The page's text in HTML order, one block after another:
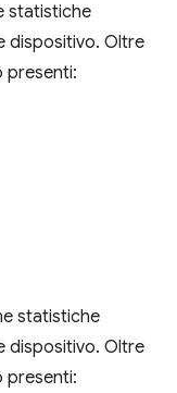
statistiche
dispositivo. Oltre
presenti:
statistiche
dispositivo. Oltre
presenti: